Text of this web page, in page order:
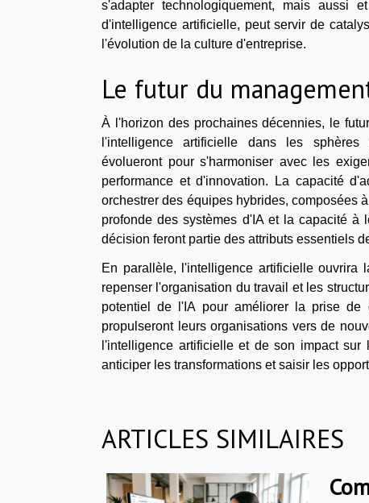
s'adapter technologiquement, mais aussi
d'intelligence artificielle, peut servir de
l'évolution de la culture d'entreprise.
Le futur du
À l'horizon des prochaines décennies, le
l'intelligence artificielle dans les sphères
évolueront pour s'harmoniser avec les
performance et d'innovation. La capacité
orchestrer des équipes hybrides, composées
profonde des systèmes d'IA et la capacité
décision feront partie des attributs essentiels
En parallèle, l'intelligence artificielle ouvrira
repenser l'organisation du travail et les
potentiel de l'IA pour améliorer la prise de
propulseront leurs organisations vers de
l'intelligence artificielle et de son impact
anticiper les transformations et saisir les
ARTICLES SIMILAIRES